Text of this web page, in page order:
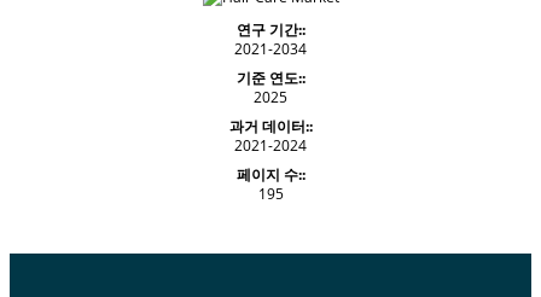
연구 기간::
2021-2034
기준 연도::
2025
과거 데이터::
2021-2024
페이지 수::
195